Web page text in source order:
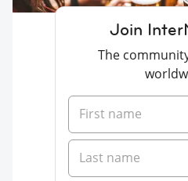
Join
The